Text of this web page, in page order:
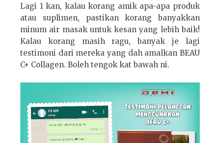
Lagi 1 kan, kalau korang amik apa-apa produk
atau suplimen, pastikan korang banyakkan
minum air masak untuk kesan yang lebih baik!
Kalau korang masih ragu, banyak je lagi
testimoni dari mereka yang dah amalkan BEAU
C+ Collagen. Boleh tengok kat bawah ni.